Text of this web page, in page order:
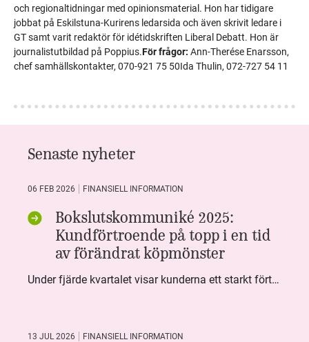
och regionaltidningar med opinionsmaterial. Hon har tidigare
jobbat på Eskilstuna-Kurirens ledarsida och även skrivit ledare i
GT samt varit redaktör för idétidskriften Liberal Debatt. Hon är
journalistutbildad på Poppius.För frågor: Ann-Therése Enarsson,
chef samhällskontakter, 070-921 75 50Ida Thulin, 072-727 54 11
Senaste nyheter
06 FEB 2026 FINANSIELL INFORMATION
Bokslutskommuniké 2025:
Kundförtroende på topp i en tid
av förändrat köpmönster
Under fjärde kvartalet visar kunderna ett starkt förtroende för Systembolaget. Nöjd Kund Index (NKI) når en ny rekordnivå och bidrar till att även helåret avslutar starkt. Arbetet med ansvarsfull försäljning ger tydliga resultat där ålderskontroller når sina högsta nivåer någonsin. Samtidigt fortsätter kundernas val att förändras. Allt fler väljer öl och drycker med lägre alkoholhalt. Vi ser också en lägre försäljningsvolym under kvartalet, en utveckling som ligger i linje med den långsiktiga minskningen i alkoholkonsumtionen i Sverige. De officiella konsumtionssiffrorna från CAN för 2025 kommer först under våren men försäljningssiffrorna pekar åt samma håll.
13 JUL 2026 FINANSIELL INFORMATION